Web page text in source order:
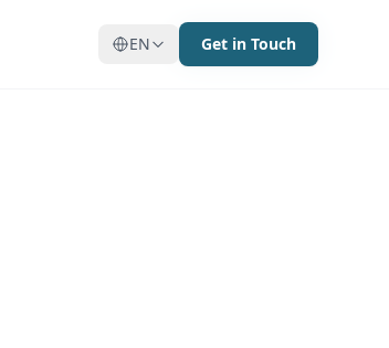
EN Get in Touch
EN Get in Touch